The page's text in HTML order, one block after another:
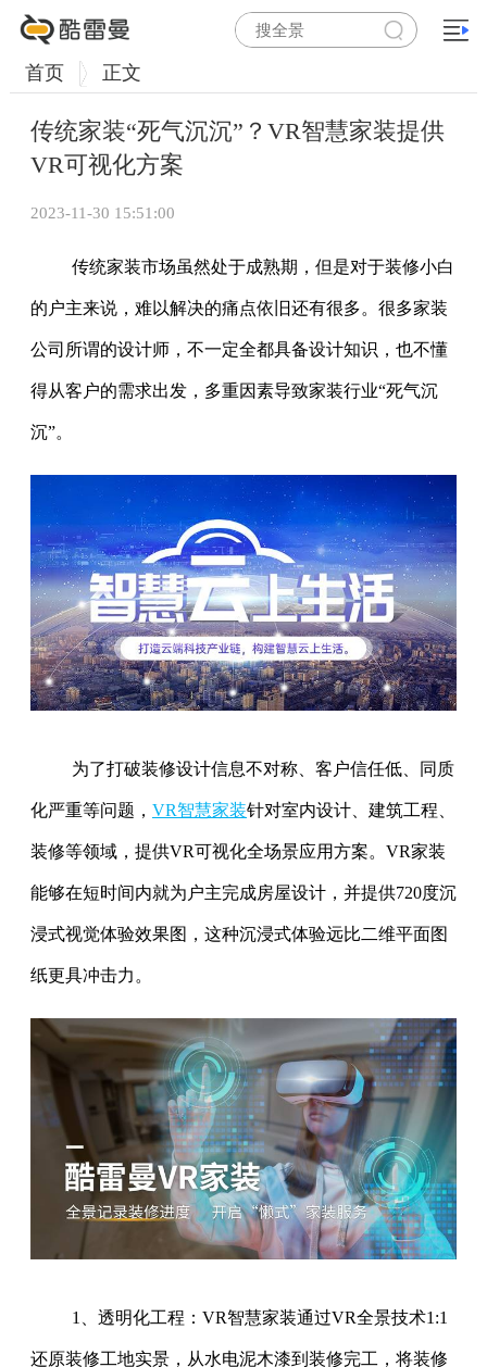
首页 正文
传统家装“死气沉沉”？VR智慧家装提供
VR可视化方案
2023-11-30 15:51:00
传统家装市场虽然处于成熟期，但是对于装修小白
的户主来说，难以解决的痛点依旧还有很多。很多家装
公司所谓的设计师，不一定全都具备设计知识，也不懂
得从客户的需求出发，多重因素导致家装行业“死气沉
沉”。
为了打破装修设计信息不对称、客户信任低、同质
化严重等问题， VR智慧家装针对室内设计、建筑工程、
装修等领域，提供VR可视化全场景应用方案。VR家装
能够在短时间内就为户主完成房屋设计，并提供720度沉
浸式视觉体验效果图，这种沉浸式体验远比二维平面图
纸更具冲击力。
1、透明化工程：VR智慧家装通过VR全景技术1:1
还原装修工地实景，从水电泥木漆到装修完工，将装修